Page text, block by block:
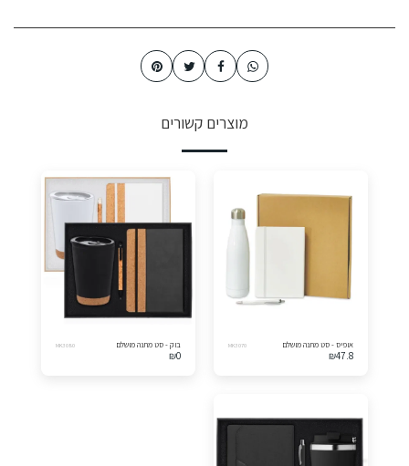
מוצרים קשורים
אופיס - סט מתנה מושלם MK3070
₪47.8
בוק - סט מתנה מושלם MK3080
₪0